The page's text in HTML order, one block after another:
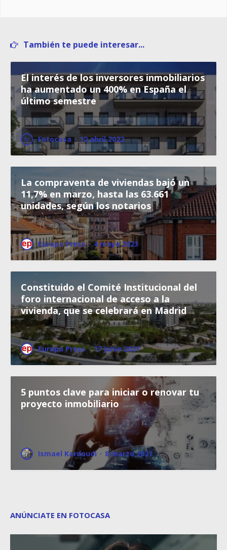
También te puede interesar...
El interés de los inversores inmobiliarios
ha aumentado un 400% en España el
último semestre
Fotocasa · 12 abril 2022
La compraventa de viviendas bajó un
11,7% en marzo, hasta las 63.661
unidades, según los notarios
Europa Press · 4 mayo 2023
Constituido el Comité Institucional del
foro internacional de acceso a la
vivienda, que se celebrará en Madrid
Europa Press · 17 junio 2021
5 puntos clave para iniciar o renovar tu
proyecto inmobiliario
Ismael Kardoudi · 8 marzo 2021
ANÚNCIATE EN FOTOCASA